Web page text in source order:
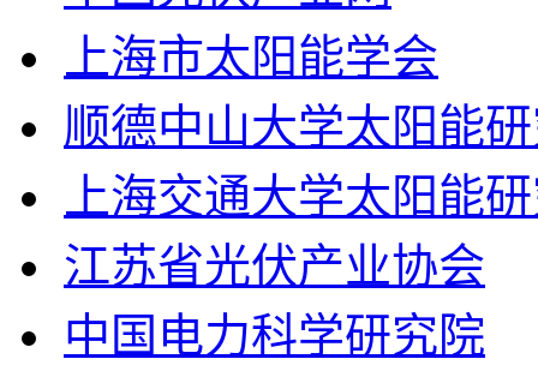
上海市太阳能学会
顺德中山大学太阳能
上海交通大学太阳能
江苏省光伏产业协会
中国电力科学研究院